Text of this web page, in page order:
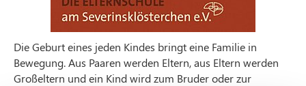
Die Geburt eines jeden Kindes bringt eine Familie in
Bewegung. Aus Paaren werden Eltern, aus Eltern werden
Großeltern und ein Kind wird zum Bruder oder zur